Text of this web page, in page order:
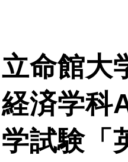
立命館大
経済学科
学試験「